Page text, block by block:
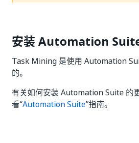
安装 Automation
Task Mining 是使用 Automation
的。
有关如何安装 Automation Suite 的
看“Automation Suite”指南。